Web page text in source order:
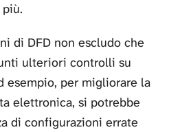
di DFD non escludo che
ulteriori controlli su
esempio, per migliorare la
elettronica, si potrebbe
di configurazioni errate